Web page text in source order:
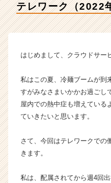
日）
【エ
エ
エ
株
式
社
の
イ
イ
テレワーク（2022
はじめまして、クラウドサー
私はこの夏、冷麺ブームが到
すがみなさまいかかお過ごし
屋内での熱中症も増えている
ていきたいと思います。
さて、今回はテレワークでの
きます。
私は、配属されてから週4回